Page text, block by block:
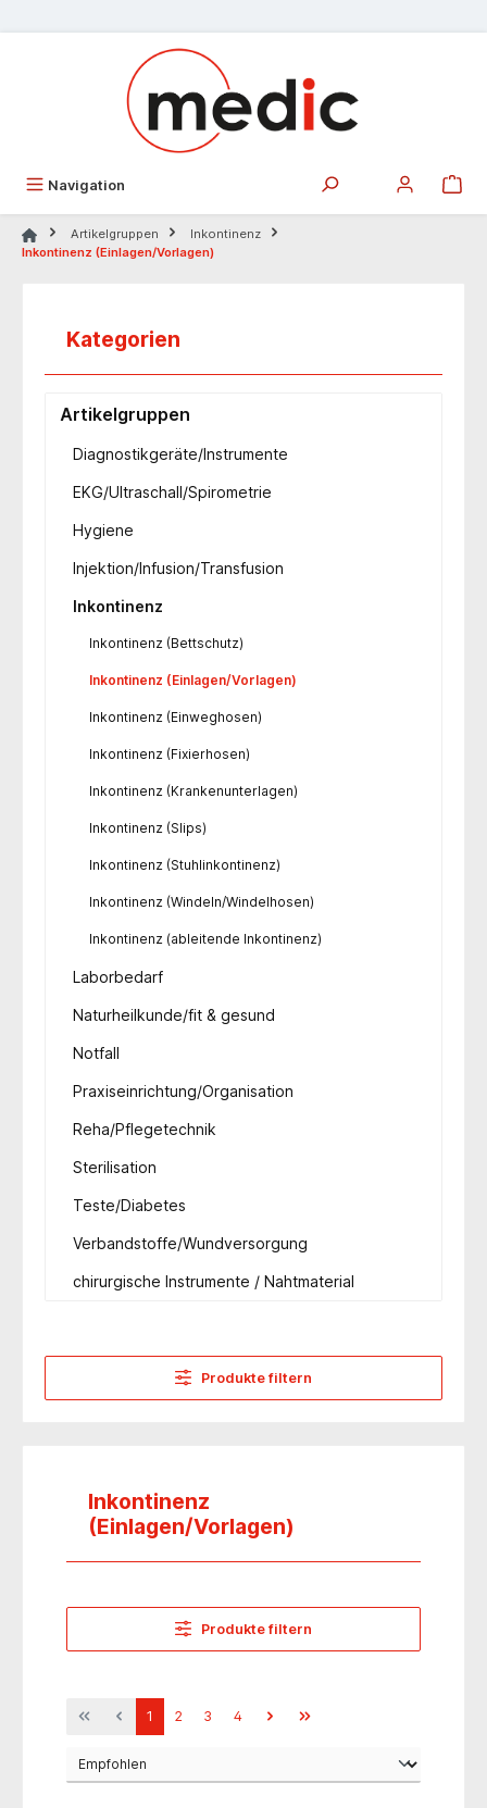
Navigation
Artikelgruppen
Inkontinenz
Inkontinenz (Einlagen/Vorlagen)
Kategorien
Artikelgruppen
Diagnostikgeräte/Instrumente
EKG/Ultraschall/Spirometrie
Hygiene
Injektion/Infusion/Transfusion
Inkontinenz
Inkontinenz (Bettschutz)
Inkontinenz (Einlagen/Vorlagen)
Inkontinenz (Einweghosen)
Inkontinenz (Fixierhosen)
Inkontinenz (Krankenunterlagen)
Inkontinenz (Slips)
Inkontinenz (Stuhlinkontinenz)
Inkontinenz (Windeln/Windelhosen)
Inkontinenz (ableitende Inkontinenz)
Laborbedarf
Naturheilkunde/fit & gesund
Notfall
Praxiseinrichtung/Organisation
Reha/Pflegetechnik
Sterilisation
Teste/Diabetes
Verbandstoffe/Wundversorgung
chirurgische Instrumente / Nahtmaterial
Produkte filtern
Inkontinenz
(Einlagen/Vorlagen)
Produkte filtern
1 2 3 4